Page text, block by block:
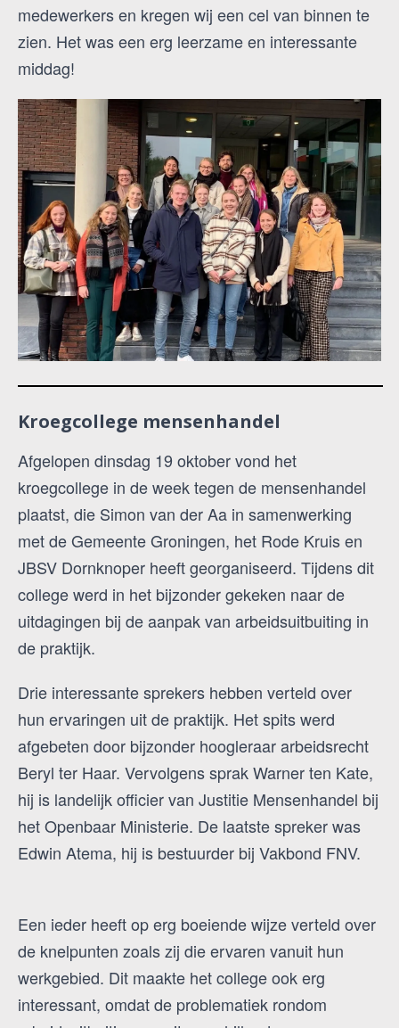
medewerkers en kregen wij een cel van binnen te
zien. Het was een erg leerzame en interessante
middag!
Kroegcollege mensenhandel
Afgelopen dinsdag 19 oktober vond het
kroegcollege in de week tegen de mensenhandel
plaatst, die Simon van der Aa in samenwerking
met de Gemeente Groningen, het Rode Kruis en
JBSV Dornknoper heeft georganiseerd. Tijdens dit
college werd in het bijzonder gekeken naar de
uitdagingen bij de aanpak van arbeidsuitbuiting in
de praktijk.
Drie interessante sprekers hebben verteld over
hun ervaringen uit de praktijk. Het spits werd
afgebeten door bijzonder hoogleraar arbeidsrecht
Beryl ter Haar. Vervolgens sprak Warner ten Kate,
hij is landelijk officier van Justitie Mensenhandel bij
het Openbaar Ministerie. De laatste spreker was
Edwin Atema, hij is bestuurder bij Vakbond FNV.
Een ieder heeft op erg boeiende wijze verteld over
de knelpunten zoals zij die ervaren vanuit hun
werkgebied. Dit maakte het college ook erg
interessant, omdat de problematiek rondom